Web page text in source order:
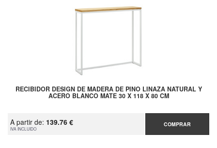
RECIBIDOR DESIGN DE MADERA DE PINO LINAZA NATURAL Y
ACERO BLANCO MATE 30 X 118 X 80 CM
A partir de: 139.76 €
IVA INCLUIDO
COMPRAR